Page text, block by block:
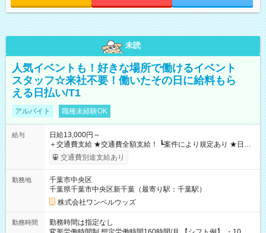
未読
人気イベントも！好きな場所で働けるイベント
スタッフ☆来社不要！働いたその日に給料もら
える日払い/T1
アルバイト 職種未経験OK
給与
日給13,000円～
＋交通費支給 ★交通費全額支給！ ┗案件により規定あり ★日払
いOK！（規定あり） ┗働いたその日に現金GET♪ お仕事後はコ
ンビニATMから 日払い分を引き落とせます！ 【試用期間】試
交通費別途支給あり
勤務地
千葉市中央区
千葉県千葉市中央区新千葉（最寄り駅：千葉駅）
株式会社ワンベルウッズ
勤務時間
勤務時間は指定なし